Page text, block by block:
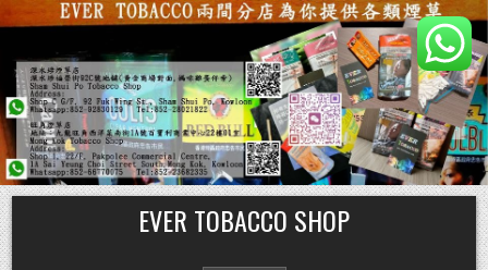
Skip
to
content
EVER TOBACCO SHOP